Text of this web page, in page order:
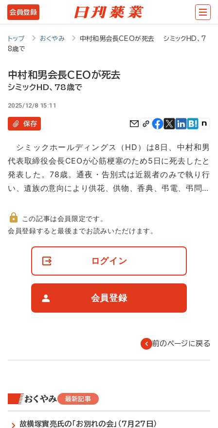
メ
イ
テ
ツ
に
動
会員登録
トップ おくやみ
中村和男会長CEOが死去 シミックHD、7
8歳で
中村和男会長CEOが死去
シミックHD、78歳で
2025/12/8 15:11
保存
シミックホールディングス（HD）は8日、中村和男
代表取締役会長CEOが心筋梗塞のため5日に死去したと
発表した。78歳。通夜・告別式は近親者のみで執り行
い、遺族の意向により供花、供物、香典、弔電、弔問…
非
この記事は会員限定です。
会員登録すると最後までお読みいただけます。
ログイン
会員登録
前のページに戻る
おくやみ 最新記事
故横塚實亮氏の「お別れの会」（7月27日）